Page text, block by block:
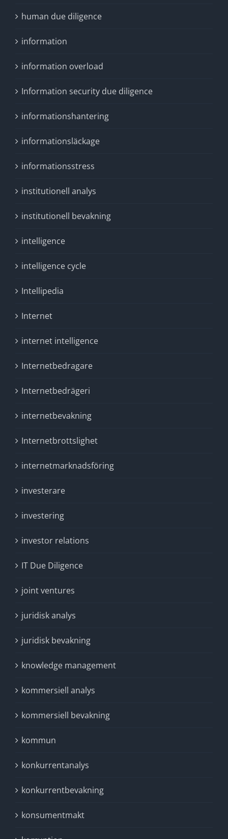
human due diligence
information
information overload
Information security due diligence
informationshantering
informationsläckage
informationsstress
institutionell analys
institutionell bevakning
intelligence
intelligence cycle
Intellipedia
Internet
internet intelligence
Internetbedragare
Internetbedrägeri
internetbevakning
Internetbrottslighet
internetmarknadsföring
investerare
investering
investor relations
IT Due Diligence
joint ventures
juridisk analys
juridisk bevakning
knowledge management
kommersiell analys
kommersiell bevakning
kommun
konkurrentanalys
konkurrentbevakning
konsumentmakt